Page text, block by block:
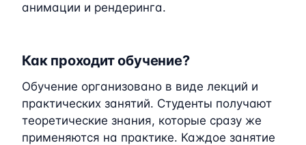
анимации и рендеринга.
Как проходит обучение?
Обучение организовано в виде лекций и
практических занятий. Студенты получают
теоретические знания, которые сразу же
применяются на практике. Каждое занятие